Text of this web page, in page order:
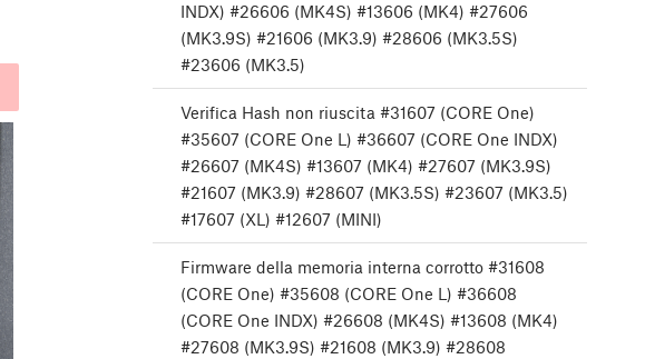
INDX) #26606 (MK4S) #13606 (MK4) #27606
(MK3.9S) #21606 (MK3.9) #28606 (MK3.5S)
#23606 (MK3.5)
Verifica Hash non riuscita #31607 (CORE One)
#35607 (CORE One L) #36607 (CORE One INDX)
#26607 (MK4S) #13607 (MK4) #27607 (MK3.9S)
#21607 (MK3.9) #28607 (MK3.5S) #23607 (MK3.5)
#17607 (XL) #12607 (MINI)
Firmware della memoria interna corrotto #31608
(CORE One) #35608 (CORE One L) #36608
(CORE One INDX) #26608 (MK4S) #13608 (MK4)
#27608 (MK3.9S) #21608 (MK3.9) #28608